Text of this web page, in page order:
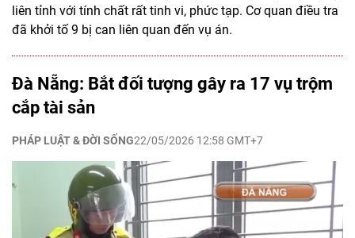
liên tỉnh với tính chất rất tinh vi, phức tạp. Cơ quan điều tra
đã khởi tố 9 bị can liên quan đến vụ án.
Đà Nẵng: Bắt đối tượng gây ra 17 vụ trộm
cắp tài sản
PHÁP LUẬT & ĐỜI SỐNG22/05/2026 12:58 GMT+7